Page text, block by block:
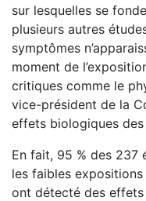
sur lesquelles se
plusieurs autres
symptômes
moment de
critiques comme le
vice-président de la
effets biologiques
En fait, 95 % des 237
les faibles
ont détecté des effets